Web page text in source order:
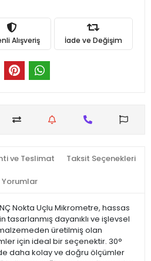
Alışveriş İade ve Değişim
ve Teslimat Taksit Seçenekleri
Yorumlar
Nokta Uçlu Mikrometre, hassas
dayanıklı ve işlevsel
üretilmiş olan
için ideal bir seçenektir. 30°
daha kolay ve doğru ölçümler